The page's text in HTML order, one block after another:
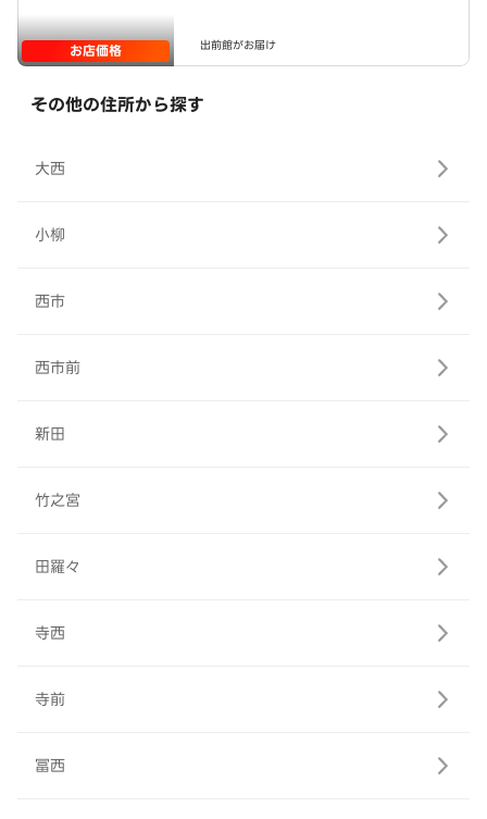
お店価格 出前館がお届け
その他の住所から探す
大西
小柳
西市
西市前
新田
竹之宮
田羅々
寺西
寺前
冨西